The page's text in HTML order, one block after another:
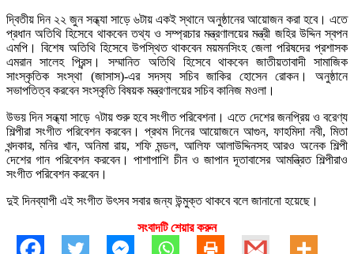
দ্বিতীয় দিন ২২ জুন সন্ধ্যা সাড়ে ৬টায় একই স্থানে অনুষ্ঠানের আয়োজন করা হবে। এতে
প্রধান অতিথি হিসেবে থাকবেন তথ্য ও সম্প্রচার মন্ত্রণালয়ের মন্ত্রী জহির উদ্দিন স্বপন
এমপি। বিশেষ অতিথি হিসেবে উপস্থিত থাকবেন ময়মনসিংহ জেলা পরিষদের প্রশাসক
এমরান সালেহ প্রিন্স। সম্মানিত অতিথি হিসেবে থাকবেন জাতীয়তাবাদী সামাজিক
সাংস্কৃতিক সংস্থা (জাসাস)-এর সদস্য সচিব জাকির হোসেন রোকন। অনুষ্ঠানে
সভাপতিত্ব করবেন সংস্কৃতি বিষয়ক মন্ত্রণালয়ের সচিব কানিজ মওলা।
উভয় দিন সন্ধ্যা সাড়ে ৭টায় শুরু হবে সংগীত পরিবেশনা। এতে দেশের জনপ্রিয় ও বরেণ্য
শিল্পীরা সংগীত পরিবেশন করবেন। প্রথম দিনের আয়োজনে আগুন, ফাহমিদা নবী, মিতা
খন্দকার, মনির খান, অনিমা রায়, শফি মন্ডল, আলিফ আলাউদ্দিনসহ আরও অনেক শিল্পী
দেশের গান পরিবেশন করবেন। পাশাপাশি চীন ও জাপান দূতাবাসের আমন্ত্রিত শিল্পীরাও
সংগীত পরিবেশন করবেন।
দুই দিনব্যাপী এই সংগীত উৎসব সবার জন্য উন্মুক্ত থাকবে বলে জানানো হয়েছে।
সংবাদটি শেয়ার করুন